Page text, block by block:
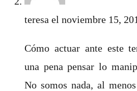
teresa el noviembre 15,
Cómo actuar ante este
una pena pensar lo
No somos nada, al